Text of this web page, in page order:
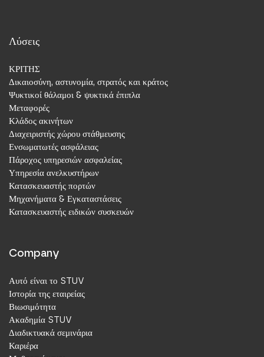
Λύσεις
ΚΡΙΤΗΣ
Δικαιοσύνη, αστυνομία, στρατός και κράτος
Ψυκτικοί θάλαμοι & ψυκτικά έπιπλα
Μεταφορές
Κλάδος ακινήτων
Διαχειριστής χώρου στάθμευσης
Ενσωματωτές ασφάλειας
Πάροχος υπηρεσιών ασφαλείας
Υπηρεσία ανελκυστήρων
Κατασκευαστής πορτών
Μηχανήματα & Εγκαταστάσεις
Κατασκευαστής ειδικών συσκευών
Company
Αυτό είναι το STUV
Ιστορία της εταιρείας
Βιωσιμότητα
Ακαδημία STUV
Διαδικτυακά σεμινάρια
Καριέρα